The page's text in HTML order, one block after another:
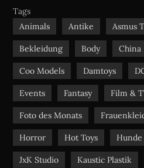
o
k
e
r
m
Tags
Animals
Antike Asmus
Bekleidung Body China
Coo Models Damtoys
Events Fantasy Film &
Foto des Monats
Horror Hot Toys Hunde
JxK Studio Kaustic Plastik